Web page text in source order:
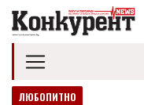
ЛЮБОПИТНО